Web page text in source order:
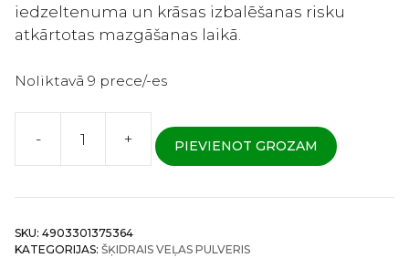
iedzeltenuma un krāsas izbalēšanas risku
atkārtotas mazgāšanas laikā.
Noliktavā 9 prece/-es
-
Lion
Nanox
One
+ PIEVIENOT GROZAM
SKU: 4903301375364
KATEGORIJAS: ŠĶIDRAIS VEĻAS PULVERIS